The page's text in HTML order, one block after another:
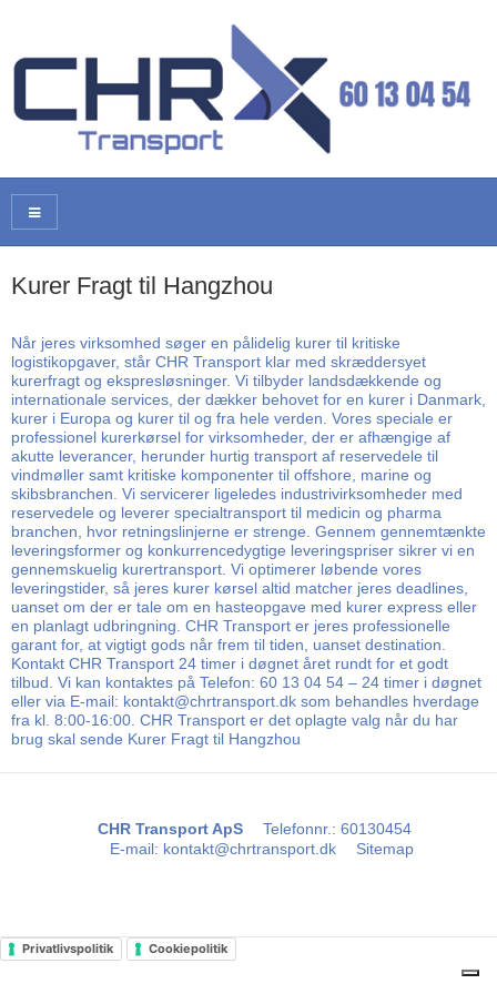
Kurer Fragt til Hangzhou
Når jeres virksomhed søger en pålidelig kurer til kritiske
logistikopgaver, står CHR Transport klar med skræddersyet
kurerfragt og ekspresløsninger. Vi tilbyder landsdækkende og
internationale services, der dækker behovet for en kurer i Danmark,
kurer i Europa og kurer til og fra hele verden. Vores speciale er
professionel kurerkørsel for virksomheder, der er afhængige af
akutte leverancer, herunder hurtig transport af reservedele til
vindmøller samt kritiske komponenter til offshore, marine og
skibsbranchen. Vi servicerer ligeledes industrivirksomheder med
reservedele og leverer specialtransport til medicin og pharma
branchen, hvor retningslinjerne er strenge. Gennem gennemtænkte
leveringsformer og konkurrencedygtige leveringspriser sikrer vi en
gennemskuelig kurertransport. Vi optimerer løbende vores
leveringstider, så jeres kurer kørsel altid matcher jeres deadlines,
uanset om der er tale om en hasteopgave med kurer express eller
en planlagt udbringning. CHR Transport er jeres professionelle
garant for, at vigtigt gods når frem til tiden, uanset destination.
Kontakt CHR Transport 24 timer i døgnet året rundt for et godt
tilbud. Vi kan kontaktes på Telefon: 60 13 04 54 – 24 timer i døgnet
eller via E-mail: kontakt@chrtransport.dk som behandles hverdage
fra kl. 8:00-16:00. CHR Transport er det oplagte valg når du har
brug skal sende Kurer Fragt til Hangzhou
CHR Transport ApS Telefonnr.: 60130454
E-mail: kontakt@chrtransport.dk Sitemap
Privatlivspolitik Cookiepolitik